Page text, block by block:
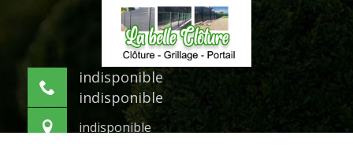
indisponible
indisponible
indisponible